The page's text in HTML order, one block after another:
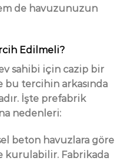
de havuzunuzun
Edilmeli?
sahibi için cazip bir
tercihin arkasında
İşte prefabrik
nedenleri:
beton havuzlara göre
kurulabilir. Fabrikada